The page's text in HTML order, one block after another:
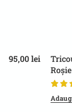
95,00lei